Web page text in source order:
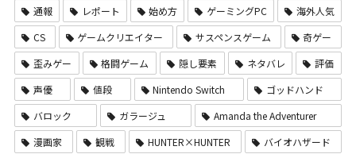
通報
レポート 始め方 ゲーミングPC
海外人気
CS
ゲームクリエイター サスペンスゲーム
奇ゲー
歪みゲー
格闘ゲーム 隠し要素 ネタバレ
評価
声優
値段 Nintendo Switch
ゴッドハンド
バロック
ガラージュ
Amanda the Adventurer
漫画家
観戦 HUNTER×HUNTER
バイオハザード